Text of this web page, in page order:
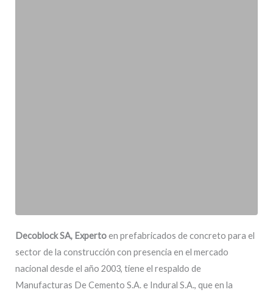
Decoblock SA, Expertoen prefabricados de concreto para el
sector de la construcción con presencia en el mercado
nacional desde el año 2003, tiene el respaldo de
Manufacturas De Cemento S.A. e Indural S.A., que en la